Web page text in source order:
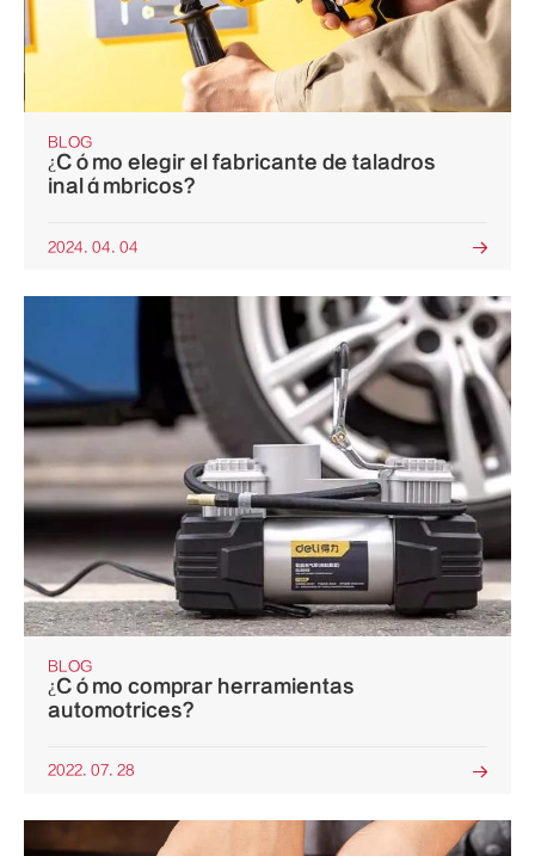
BLOG
¿Cómo elegir el fabricante de taladros
inalámbricos?
2024. 04. 04 
BLOG
¿Cómo comprar herramientas
automotrices?
2022. 07. 28 